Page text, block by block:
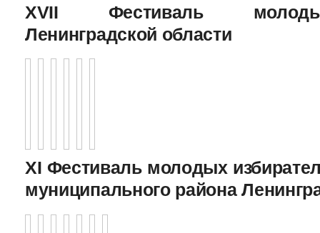
XVII Фестиваль
Ленинградской области
XI Фестиваль молодых
муниципального района